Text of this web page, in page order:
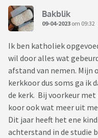
Bakblik
09-04-2023 om 09:32
Ik ben katholiek
wil door alles wat
afstand van nemen. Mijn
kerkkoor dus soms ga ik
de kerk. Bij voorkeur
koor ook wat meer uit
Dit jaar heeft het ene
achterstand in de studie